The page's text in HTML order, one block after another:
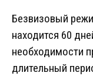
Безвизовый
находится 60
необходимости
длительный